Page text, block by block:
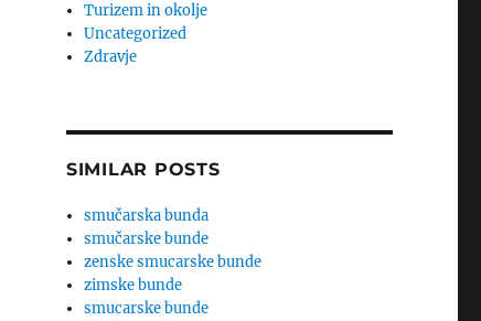
Turizem in okolje
Uncategorized
Zdravje
SIMILAR POSTS
smučarska bunda
smučarske bunde
zenske smucarske bunde
zimske bunde
smucarske bunde